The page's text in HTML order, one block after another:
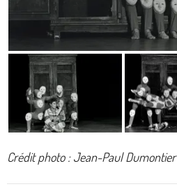
Crédit photo : Jean-Paul Dumontier